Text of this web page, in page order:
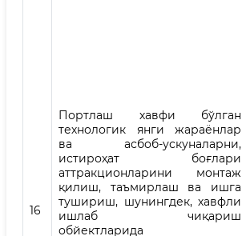
16
Портлаш хавфи бўлган
технологик янги жараёнлар
ва асбоб-ускуналарни,
истироҳат боғлари
аттракционларини монтаж
қилиш, таъмирлаш ва ишга
тушириш, шунингдек, хавфли
ишлаб чиқариш
обйектларида